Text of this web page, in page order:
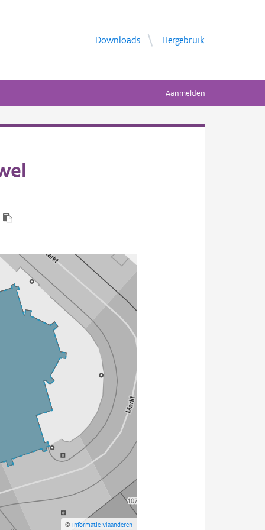
Downloads Hergebruik
Aanmelden
©Informatie Vlaanderen